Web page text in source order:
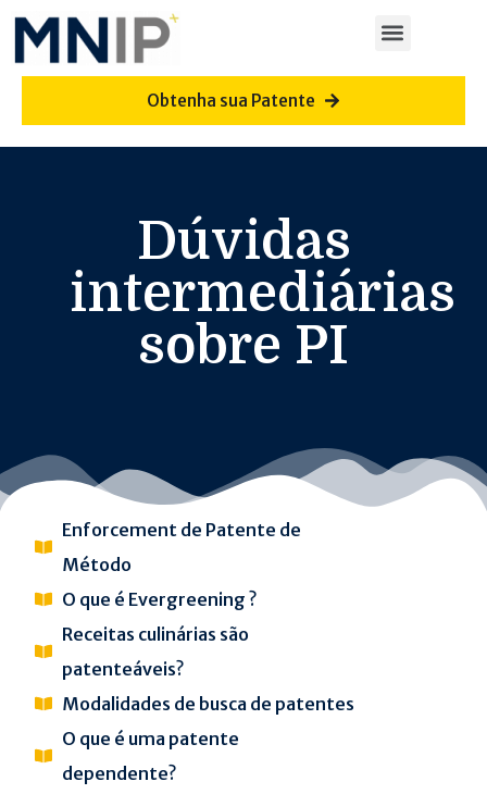
Obtenha sua Patente
Dúvidas
intermediárias
sobre PI
Enforcement de Patente de
Método
O que é Evergreening ?
Receitas culinárias são
patenteáveis?
Modalidades de busca de patentes
O que é uma patente
dependente?